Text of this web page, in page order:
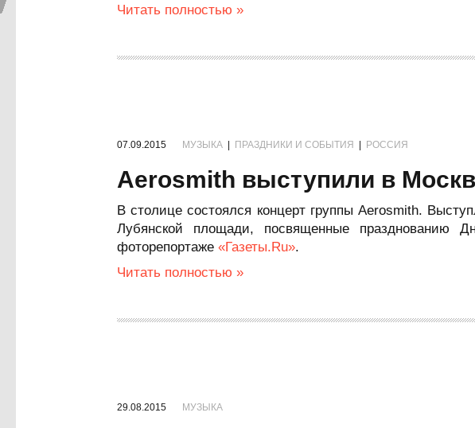
Читать полностью »
07.09.2015 МУЗЫКА ПРАЗДНИКИ И СОБЫТИЯ РОССИЯ
Aerosmith выступили в
В столице состоялся концерт группы Aerosmith.
Лубянской площади, посвященные празднованию
фоторепортаже «Газеты.Ru».
Читать полностью »
29.08.2015 МУЗЫКА